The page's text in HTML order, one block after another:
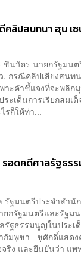
คลิปสนทนา ฮุน เ
ชินวัตร นายกรัฐมน
. กรณีคลิปเสียงสน
าะคำชี้แจงที่จะพลิ
ด็นการเรียกสมเด็จ
รก็ให้ท่า...
รอดคดีศาลรัฐธ
รัฐมนตรีประจำสำ
กรัฐมนตรีและรัฐมน
ฐธรรมนูญในประเ
กัมพูชา ชูศักดิ์แสดง
ริง และยืนยันว่า แพ